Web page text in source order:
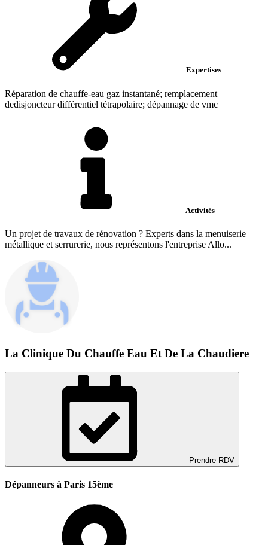
Expertises
Réparation de chauffe-eau gaz instantané; remplacement
dedisjoncteur différentiel tétrapolaire; dépannage de vmc
Activités
Un projet de travaux de rénovation ? Experts dans la menuiserie
métallique et serrurerie, nous représentons l'entreprise Allo...
La Clinique Du Chauffe Eau Et De La Chaudiere
Prendre RDV
Dépanneurs à Paris 15ème